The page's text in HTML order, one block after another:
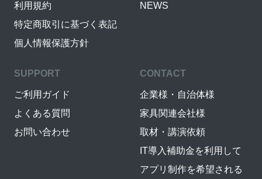
利用規約
特定商取引に基づく表記
個人情報保護方針
NEWS
SUPPORT
ご利用ガイド
よくある質問
お問い合わせ
CONTACT
企業様・自治体様
家具関連会社様
取材・講演依頼
IT導入補助金を利用して
アプリ制作を希望される